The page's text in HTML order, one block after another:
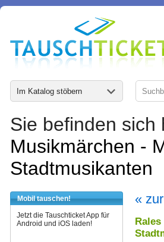
Im Katalog stöbern
Sie befinden sich
Musikmärchen -
Stadtmusikanten
Mobil tauschen!
Jetzt die Tauschticket App für
Android und iOS laden!
«